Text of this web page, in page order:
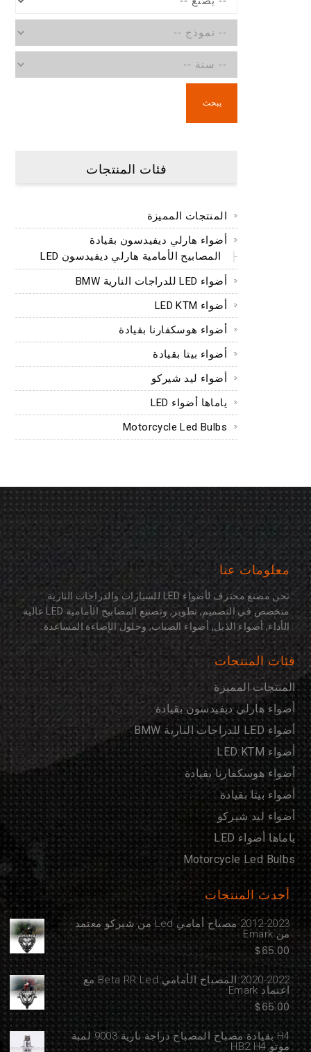
يبحث
فئات المنتجات
المنتجات المميزة
أضواء هارلي ديفيدسون بقيادة
المصابيح الأمامية هارلي ديفيدسون LED
أضواء LED للدراجات النارية BMW
أضواء LED KTM
أضواء هوسكفارنا بقيادة
أضواء بيتا بقيادة
أضواء ليد شيركو
ياماها أضواء LED
Motorcycle Led Bulbs
معلومات عنا
نحن مصنع محترف لأضواء LED للسيارات والدراجات النارية
متخصص في التصميم, تطوير, وتصنيع المصابيح الأمامية LED عالية
الأداء, أضواء الذيل, أضواء الضباب, وحلول الإضاءة المساعدة.
فئات المنتجات
المنتجات المميزة
أضواء هارلي ديفيدسون بقيادة
أضواء LED للدراجات النارية BMW
أضواء LED KTM
أضواء هوسكفارنا بقيادة
أضواء بيتا بقيادة
أضواء ليد شيركو
ياماها أضواء LED
Motorcycle Led Bulbs
أحدث المنتجات
2012-2023 مصباح أمامي Led من شيركو معتمد
من Emark
$65.00
2020-2022 المصباح الأمامي Beta RR Led مع
اعتماد Emark
$65.00
H4 بقيادة مصباح المصباح دراجة نارية 9003 لمبة
موتو HB2 H4